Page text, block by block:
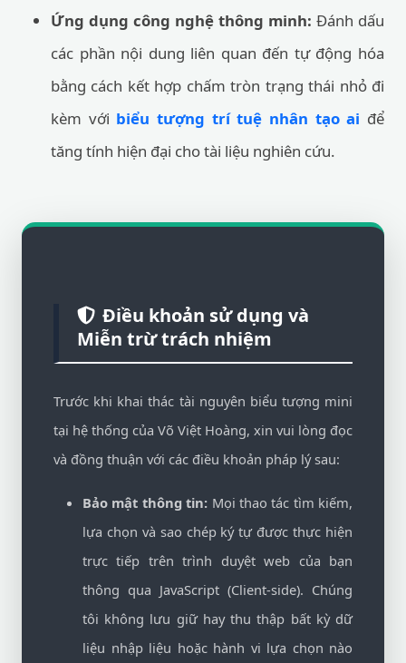
Ứng dụng công nghệ thông minh: Đánh dấu
các phần nội dung liên quan đến tự động hóa
bằng cách kết hợp chấm tròn trạng thái nhỏ đi
kèm với biểu tượng trí tuệ nhân tạo ai để
tăng tính hiện đại cho tài liệu nghiên cứu.
Điều khoản sử dụng và
Miễn trừ trách nhiệm
Trước khi khai thác tài nguyên biểu tượng mini
tại hệ thống của Võ Việt Hoàng, xin vui lòng đọc
và đồng thuận với các điều khoản pháp lý sau:
Bảo mật thông tin: Mọi thao tác tìm kiếm,
lựa chọn và sao chép ký tự được thực hiện
trực tiếp trên trình duyệt web của bạn
thông qua JavaScript (Client-side). Chúng
tôi không lưu giữ hay thu thập bất kỳ dữ
liệu nhập liệu hoặc hành vi lựa chọn nào